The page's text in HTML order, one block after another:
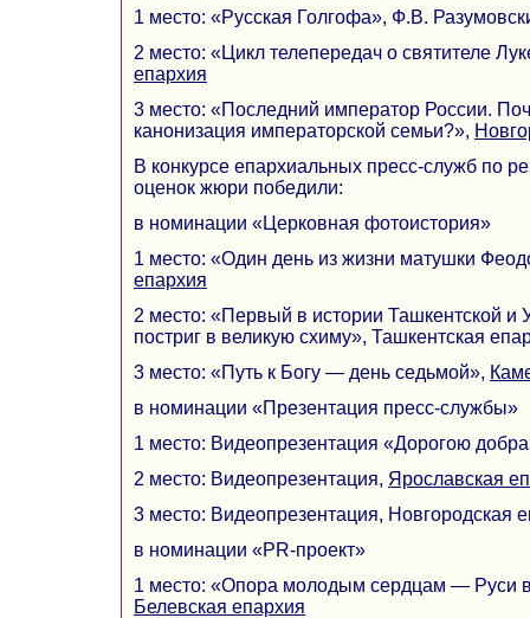
1 место: «Русская Голгофа», Ф.В.
2 место: «Цикл телепередач о святителе
епархия
3 место: «Последний император России.
канонизация императорской семьи?»,
В конкурсе епархиальных пресс-служб по
оценок жюри победили:
в номинации «Церковная фотоистория»
1 место: «Один день из жизни матушки
епархия
2 место: «Первый в истории Ташкентской и
постриг в великую схиму», Ташкентская
3 место: «Путь к Богу — день седьмой»,
в номинации «Презентация пресс-службы»
1 место: Видеопрезентация «Дорогою
2 место: Видеопрезентация, Ярославская
3 место: Видеопрезентация, Новгородская
в номинации «PR-проект»
1 место: «Опора молодым сердцам — Руси
Белевская епархия